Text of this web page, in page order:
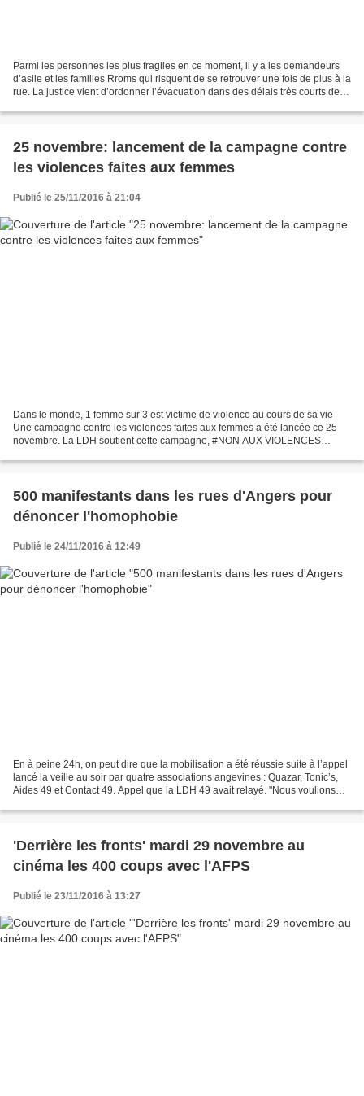
Parmi les personnes les plus fragiles en ce moment, il y a les demandeurs
d’asile et les familles Rroms qui risquent de se retrouver une fois de plus à la
rue. La justice vient d’ordonner l’évacuation dans des délais très courts des
25 novembre: lancement de la campagne contre
les violences faites aux femmes
Publié le 25/11/2016 à 21:04
Dans le monde, 1 femme sur 3 est victime de violence au cours de sa vie
Une campagne contre les violences faites aux femmes a été lancée ce 25
novembre. La LDH soutient cette campagne, #NON AUX VIOLENCES
500 manifestants dans les rues d'Angers pour
dénoncer l'homophobie
Publié le 24/11/2016 à 12:49
En à peine 24h, on peut dire que la mobilisation a été réussie suite à l’appel
lancé la veille au soir par quatre associations angevines : Quazar, Tonic’s,
Aides 49 et Contact 49. Appel que la LDH 49 avait relayé. "Nous voulions
'Derrière les fronts' mardi 29 novembre au
cinéma les 400 coups avec l'AFPS
Publié le 23/11/2016 à 13:27